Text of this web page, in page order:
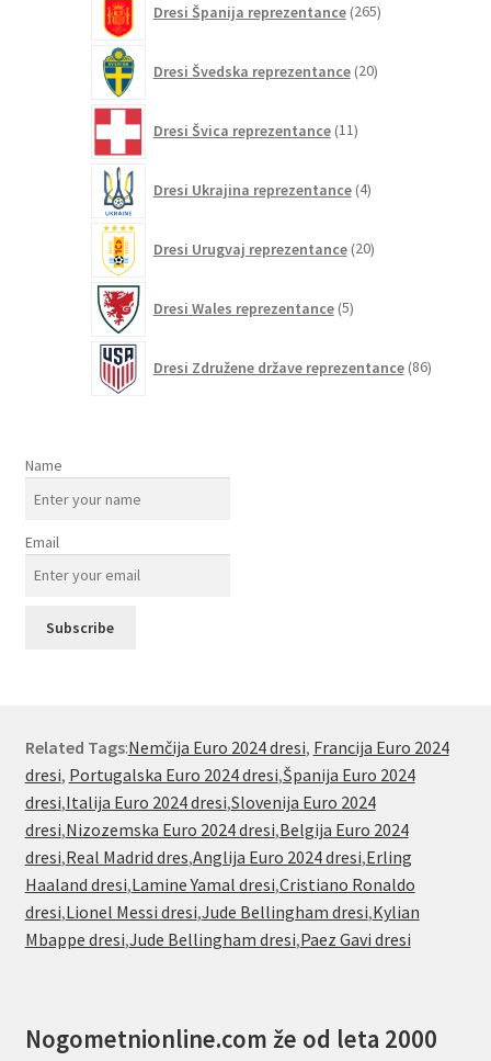
Dresi Španija reprezentance 265izdelkov
Dresi Švedska reprezentance 20izdelkov
Dresi Švica reprezentance 11izdelkov
Dresi Ukrajina reprezentance 4izdelki
Dresi Urugvaj reprezentance 20izdelkov
Dresi Wales reprezentance 5izdelkov
Dresi Združene države reprezentance 86izdelkov
Name
Email
Related Tags:Nemčija Euro 2024 dresi, Francija Euro 2024
dresi, Portugalska Euro 2024 dresi,Španija Euro 2024
dresi,Italija Euro 2024 dresi,Slovenija Euro 2024
dresi,Nizozemska Euro 2024 dresi,Belgija Euro 2024
dresi,Real Madrid dres,Anglija Euro 2024 dresi,Erling
Haaland dresi,Lamine Yamal dresi,Cristiano Ronaldo
dresi,Lionel Messi dresi,Jude Bellingham dresi,Kylian
Mbappe dresi,Jude Bellingham dresi,Paez Gavi dresi
Nogometnionline.com že od leta 2000